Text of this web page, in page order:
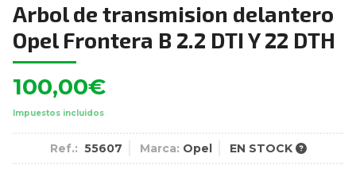
Arbol de transmision delantero
Opel Frontera B 2.2 DTI Y 22 DTH
100,00€
Impuestos incluidos
Ref.: 55607 Marca: Opel EN STOCK